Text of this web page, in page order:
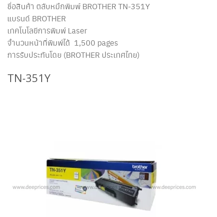
ชื่อสินค้า ตลับหมึกพิมพ์ BROTHER TN-351Y
แบรนด์ BROTHER
เทคโนโลยีการพิมพ์ Laser
จำนวนหน้าที่พิมพ์ได้ 1,500 pages
การรับประกันโดย (BROTHER ประเทศไทย)
TN-351Y